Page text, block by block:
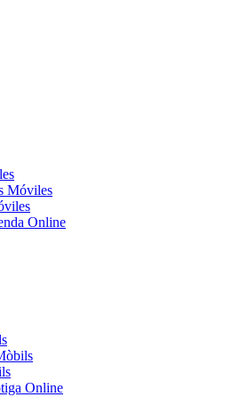
Móviles
Online
Online